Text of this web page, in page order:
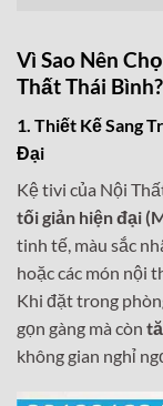
Vì Sao Nên
Thất Thái Bình?
1. Thiết Kế Sang
Đại
Kệ tivi của Nội
tối giản hiện đại
tinh tế, màu sắc
hoặc các món nội
Khi đặt trong
gọn gàng mà còn
không gian nghỉ